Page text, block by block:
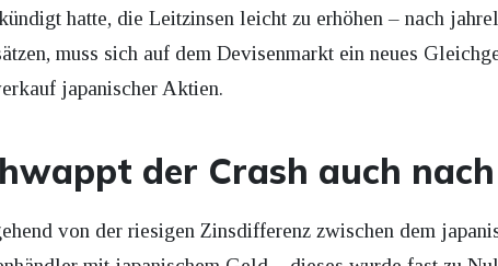
hatte, die Leitzinsen leicht zu erhöhen – nach
muss sich auf dem Devisenmarkt ein neues
japanischer Aktien.
der Crash auch
von der riesigen Zinsdifferenz zwischen dem